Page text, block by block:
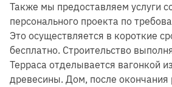
Также мы предоставляем услуги
персонального проекта по
Это осуществляется в короткие
бесплатно. Строительство
Терраса отделывается вагонкой
древесины. Дом, после окончания